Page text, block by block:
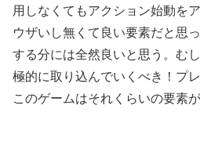
用しなくてもアクション始動を
ウザいし無くて良い要素だと思
する分には全然良いと思う。む
極的に取り込んでいくべき！プ
このゲームはそれくらいの要素が